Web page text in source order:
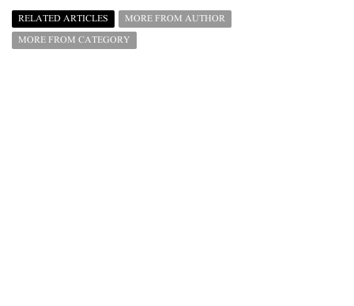
RELATED ARTICLES
MORE FROM AUTHOR
MORE FROM CATEGORY